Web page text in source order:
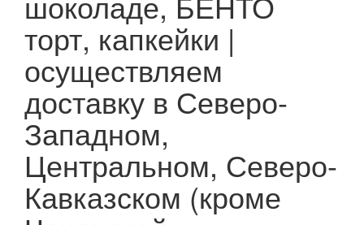
торт, капкейки |
осуществляем
доставку в Северо-
Западном,
Центральном, Северо-
Кавказском (кроме